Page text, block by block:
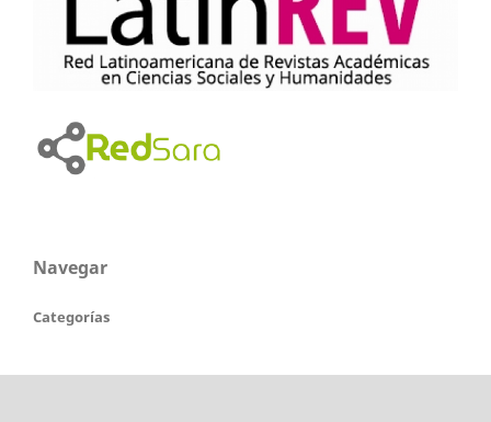
Navegar
Categorías